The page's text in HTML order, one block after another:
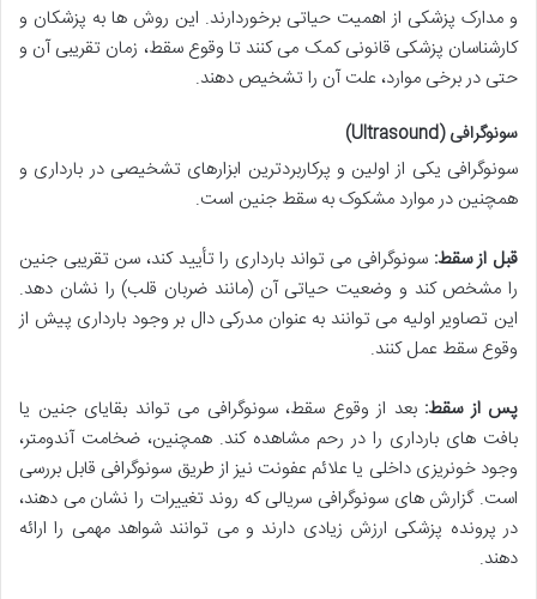
و مدارک پزشکی از اهمیت حیاتی برخوردارند. این روش ها به پزشکان و
کارشناسان پزشکی قانونی کمک می کنند تا وقوع سقط، زمان تقریبی آن و
حتی در برخی موارد، علت آن را تشخیص دهند.
سونوگرافی (Ultrasound)
سونوگرافی یکی از اولین و پرکاربردترین ابزارهای تشخیصی در بارداری و
همچنین در موارد مشکوک به سقط جنین است.
قبل از سقط: سونوگرافی می تواند بارداری را تأیید کند، سن تقریبی جنین
را مشخص کند و وضعیت حیاتی آن (مانند ضربان قلب) را نشان دهد.
این تصاویر اولیه می توانند به عنوان مدرکی دال بر وجود بارداری پیش از
وقوع سقط عمل کنند.
پس از سقط: بعد از وقوع سقط، سونوگرافی می تواند بقایای جنین یا
بافت های بارداری را در رحم مشاهده کند. همچنین، ضخامت آندومتر،
وجود خونریزی داخلی یا علائم عفونت نیز از طریق سونوگرافی قابل بررسی
است. گزارش های سونوگرافی سریالی که روند تغییرات را نشان می دهند،
در پرونده پزشکی ارزش زیادی دارند و می توانند شواهد مهمی را ارائه
دهند.